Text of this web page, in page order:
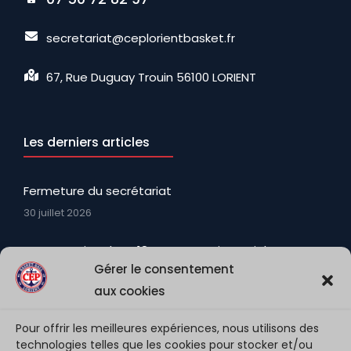
Gérer le consentement
aux cookies
Pour offrir les meilleures expériences, nous utilisons des
technologies telles que les cookies pour stocker et/ou
secretariat@ceplorientbasket.fr
67, Rue Duguay Trouin 56100 LORIENT
Les derniers articles
Fermeture du secrétariat
30 juillet 2026
La promotion des U18N avec Martin, Keziah, Ewenn
et Matt (encore U18N) qui viennent renforcer
l’effectif et apporter Toute leur fougue